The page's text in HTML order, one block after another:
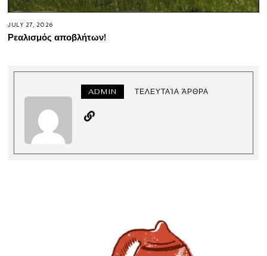
JULY 27, 2026
Ρεαλισμός αποβλήτων!
ADMIN ΤΕΛΕΥΤΑΊΑ ΆΡΘΡΑ